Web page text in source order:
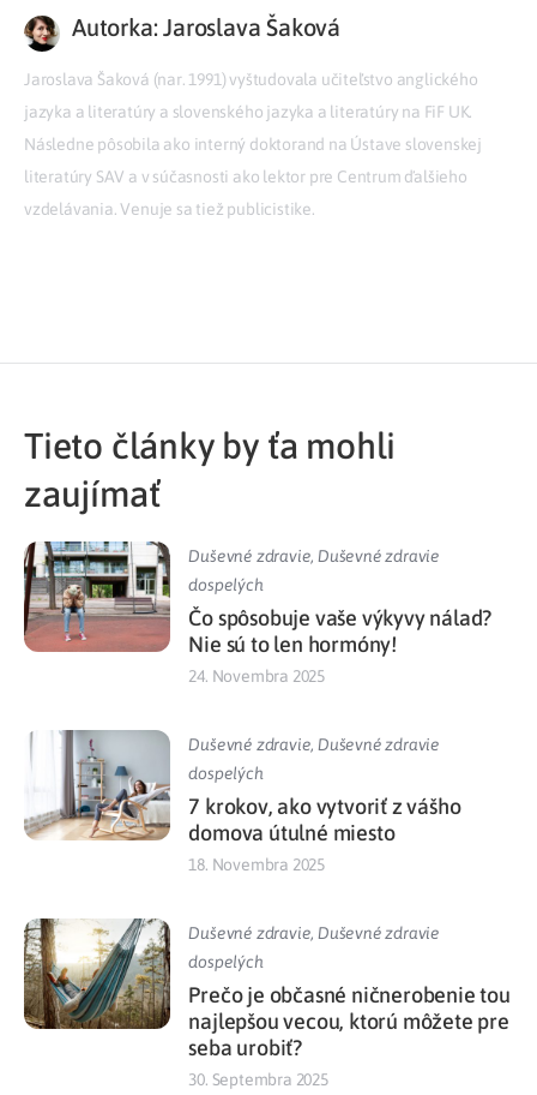
Autorka: Jaroslava Šaková
Jaroslava Šaková (nar. 1991) vyštudovala učiteľstvo anglického
jazyka a literatúry a slovenského jazyka a literatúry na FiF UK.
Následne pôsobila ako interný doktorand na Ústave slovenskej
literatúry SAV a v súčasnosti ako lektor pre Centrum ďalšieho
vzdelávania. Venuje sa tiež publicistike.
Tieto články by ťa mohli
zaujímať
Duševné zdravie,Duševné zdravie
dospelých
Čo spôsobuje vaše výkyvy nálad?
Nie sú to len hormóny!
24. Novembra 2025
Duševné zdravie,Duševné zdravie
dospelých
7 krokov, ako vytvoriť z vášho
domova útulné miesto
18. Novembra 2025
Duševné zdravie,Duševné zdravie
dospelých
Prečo je občasné ničnerobenie tou
najlepšou vecou, ktorú môžete pre
seba urobiť?
30. Septembra 2025